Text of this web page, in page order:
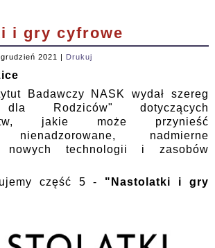
i gry cyfrowe
2021 Drukuj
Badawczy NASK wydał szereg
dla Rodziców" dotyczących
jakie może przynieść
nienadzorowane, nadmierne
nowych technologii i zasobów
część 5 - "Nastolatki i gry